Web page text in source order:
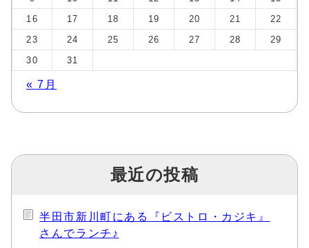
16
17 18 19 20 21
22
23
24 25 26 27 28
29
30
31
« 7月
最近の投稿
半田市新川町にある『ビストロ・カジキ』
さんでランチ♪